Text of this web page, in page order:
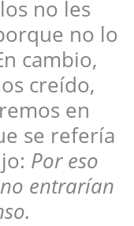
no les
no lo
cambio,
creído,
en
se refería
Por eso
entrarían